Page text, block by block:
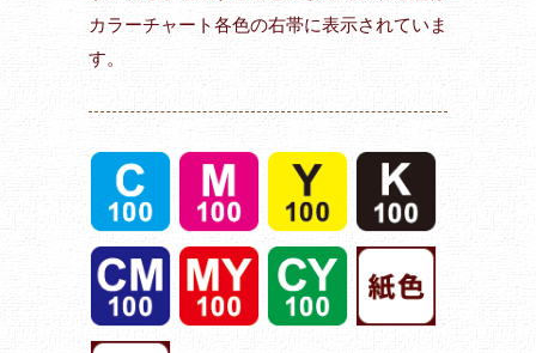
カラーチャート各色の右帯に表示されていま
す。